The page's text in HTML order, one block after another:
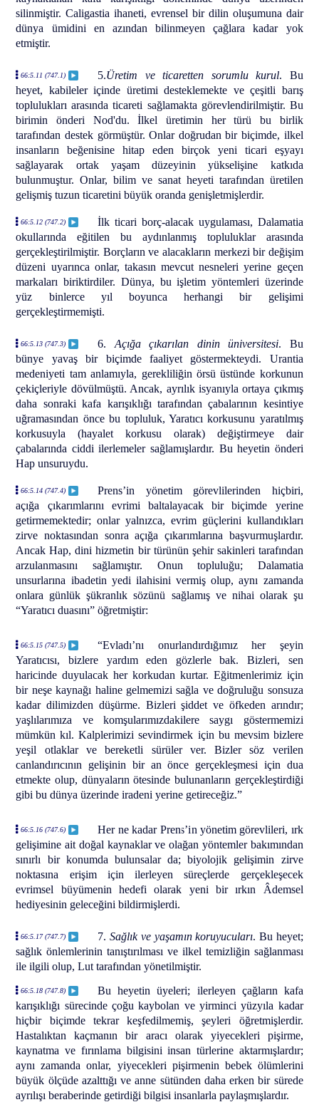
silinmiştir. Caligastia ihaneti, evrensel bir dilin oluşumuna dair
dünya ümidini en azından bilinmeyen çağlara kadar yok
etmiştir.
66:5.11 (747.1) 5.Üretim ve ticaretten sorumlu kurul. Bu
heyet, kabileler içinde üretimi desteklemekte ve çeşitli barış
toplulukları arasında ticareti sağlamakta görevlendirilmiştir. Bu
birimin önderi Nod'du. İlkel üretimin her türü bu birlik
tarafından destek görmüştür. Onlar doğrudan bir biçimde, ilkel
insanların beğenisine hitap eden birçok yeni ticari eşyayı
sağlayarak ortak yaşam düzeyinin yükselişine katkıda
bulunmuştur. Onlar, bilim ve sanat heyeti tarafından üretilen
gelişmiş tuzun ticaretini büyük oranda genişletmişlerdir.
66:5.12 (747.2)
İlk ticari borç-alacak uygulaması, Dalamatia
okullarında eğitilen bu aydınlanmış topluluklar arasında
gerçekleştirilmiştir. Borçların ve alacakların merkezi bir değişim
düzeni uyarınca onlar, takasın mevcut nesneleri yerine geçen
markaları biriktirdiler. Dünya, bu işletim yöntemleri üzerinde
yüz binlerce yıl boyunca herhangi bir gelişimi
gerçekleştirmemişti.
66:5.13 (747.3) 6. Açığa çıkarılan dinin üniversitesi. Bu
bünye yavaş bir biçimde faaliyet göstermekteydi. Urantia
medeniyeti tam anlamıyla, gerekliliğin örsü üstünde korkunun
çekiçleriyle dövülmüştü. Ancak, ayrılık isyanıyla ortaya çıkmış
daha sonraki kafa karışıklığı tarafından çabalarının kesintiye
uğramasından önce bu topluluk, Yaratıcı korkusunu yaratılmış
korkusuyla (hayalet korkusu olarak) değiştirmeye dair
çabalarında ciddi ilerlemeler sağlamışlardır. Bu heyetin önderi
Hap unsuruydu.
66:5.14 (747.4)
Prens’in yönetim görevlilerinden hiçbiri,
açığa çıkarımlarını evrimi baltalayacak bir biçimde yerine
getirmemektedir; onlar yalnızca, evrim güçlerini kullandıkları
zirve noktasından sonra açığa çıkarımlarına başvurmuşlardır.
Ancak Hap, dini hizmetin bir türünün şehir sakinleri tarafından
arzulanmasını sağlamıştır. Onun topluluğu; Dalamatia
unsurlarına ibadetin yedi ilahisini vermiş olup, aynı zamanda
onlara günlük şükranlık sözünü sağlamış ve nihai olarak şu
“Yaratıcı duasını” öğretmiştir:
66:5.15 (747.5)
“Evladı’nı onurlandırdığımız her şeyin
Yaratıcısı, bizlere yardım eden gözlerle bak. Bizleri, sen
haricinde duyulacak her korkudan kurtar. Eğitmenlerimiz için
bir neşe kaynağı haline gelmemizi sağla ve doğruluğu sonsuza
kadar dilimizden düşürme. Bizleri şiddet ve öfkeden arındır;
yaşlılarımıza ve komşularımızdakilere saygı göstermemizi
mümkün kıl. Kalplerimizi sevindirmek için bu mevsim bizlere
yeşil otlaklar ve bereketli sürüler ver. Bizler söz verilen
canlandırıcının gelişinin bir an önce gerçekleşmesi için dua
etmekte olup, dünyaların ötesinde bulunanların gerçekleştirdiği
gibi bu dünya üzerinde iradeni yerine getireceğiz.”
66:5.16 (747.6)
Her ne kadar Prens’in yönetim görevlileri, ırk
gelişimine ait doğal kaynaklar ve olağan yöntemler bakımından
sınırlı bir konumda bulunsalar da; biyolojik gelişimin zirve
noktasına erişim için ilerleyen süreçlerde gerçekleşecek
evrimsel büyümenin hedefi olarak yeni bir ırkın Âdemsel
hediyesinin geleceğini bildirmişlerdi.
66:5.17 (747.7) 7. Sağlık ve yaşamın koruyucuları. Bu heyet;
sağlık önlemlerinin tanıştırılması ve ilkel temizliğin sağlanması
ile ilgili olup, Lut tarafından yönetilmiştir.
66:5.18 (747.8)
Bu heyetin üyeleri; ilerleyen çağların kafa
karışıklığı sürecinde çoğu kaybolan ve yirminci yüzyıla kadar
hiçbir biçimde tekrar keşfedilmemiş, şeyleri öğretmişlerdir.
Hastalıktan kaçmanın bir aracı olarak yiyecekleri pişirme,
kaynatma ve fırınlama bilgisini insan türlerine aktarmışlardır;
aynı zamanda onlar, yiyecekleri pişirmenin bebek ölümlerini
büyük ölçüde azalttığı ve anne sütünden daha erken bir sürede
ayrılışı beraberinde getirdiği bilgisi insanlarla paylaşmışlardır.